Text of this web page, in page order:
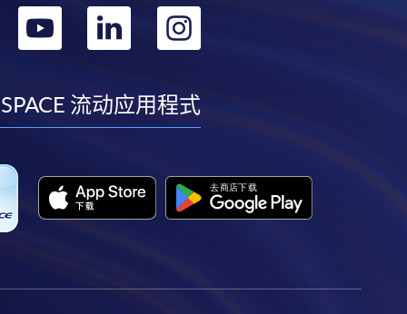
转
youtube
转
linkedin
转
instagram
流动应用程式